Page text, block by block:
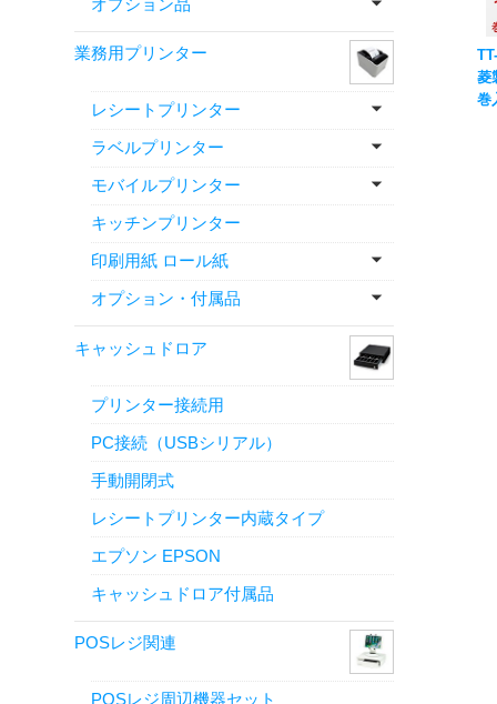
菱
巻
業務用プリンター
レシートプリンター
ラベルプリンター
モバイルプリンター
キッチンプリンター
印刷用紙 ロール紙
オプション・付属品
キャッシュドロア
プリンター接続用
PC接続（USBシリアル）
手動開閉式
レシートプリンター内蔵タイプ
エプソン EPSON
キャッシュドロア付属品
POSレジ関連
POSレジ周辺機器セット